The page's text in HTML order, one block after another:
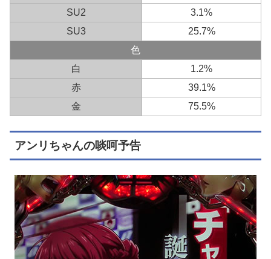
SU2
3.1%
SU3
25.7%
色
白
1.2%
赤
39.1%
金
75.5%
アンリちゃんの啖呵予告